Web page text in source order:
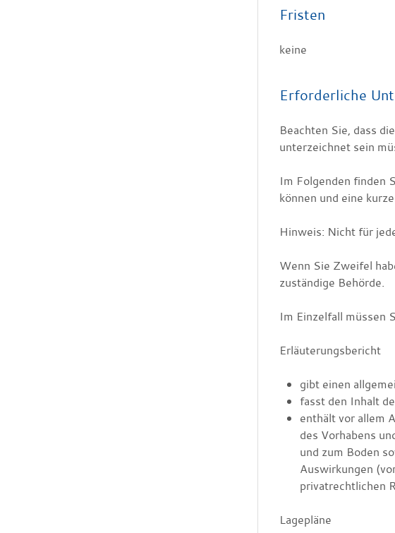
Fristen
keine
Erforderliche
Beachten Sie, dass
unterzeichnet sein
Im Folgenden finden
können und eine
Hinweis: Nicht für
Wenn Sie Zweifel
zuständige Behörde.
Im Einzelfall müssen
Erläuterungsbericht
gibt einen
fasst den Inhalt
enthält vor allem
des Vorhabens
und zum Boden
Auswirkungen
privatrechtlichen
Lagepläne